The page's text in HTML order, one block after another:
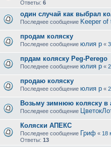
Ответы: 6
один случай как выбрал
Последнее сообщение Keeper
продам коляску
Последнее сообщение юлия р «
прдам коляску Peg-Perego
Последнее сообщение юлия р «
продаю коляску
Последнее сообщение юлия р «
Возьму зимнюю коляску в
Последнее сообщение
Коляски АПЕКС
Последнее сообщение Гриф « 18
Ответы: 13